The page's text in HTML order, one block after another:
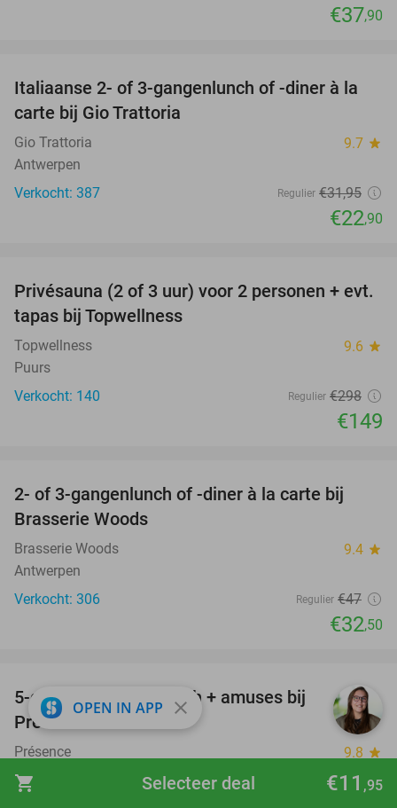
shopping_cart €11 ,95
Selecteer deal
€37,90
28%
Italiaanse 2- of 3-gangenlunch of -diner à la
carte bij Gio Trattoria
Gio Trattoria 9.7 star
Antwerpen
Verkocht: 387
Regulier €31,95
€22,90
50%
Privésauna (2 of 3 uur) voor 2 personen + evt.
tapas bij Topwellness
Topwellness 9.6 star
Puurs
Verkocht: 140
Regulier €298
€149
31%
2- of 3-gangenlunch of -diner à la carte bij
Brasserie Woods
Brasserie Woods 9.4 star
Antwerpen
Verkocht: 306
Regulier €47
€32,50
45%
5-gangendiner of -lunch + amuses bij
Présence
Présence 9.8 star
Schoten (8 km)
OPEN IN APP close